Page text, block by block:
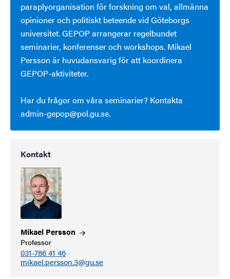
paraplyorganisation för forskning om val, allmänna
opinioner och politiskt beteende vid Göteborgs
universitet. GEPOP arrangerar regelbundet
seminarier, konferenser och workshops. Mikael
Persson är huvudansvarig för att koordinera
GEPOP-aktiviteter.
Har du frågor om våra seminarier? Kontakta
admin-gepop@pol.gu.se.
Kontakt
Mikael Persson
Professor
031-786 41 46
mikael.persson.3@gu.se